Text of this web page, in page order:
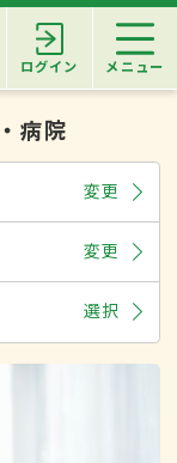
ログイン メニュー
病院
変更
変更
選択